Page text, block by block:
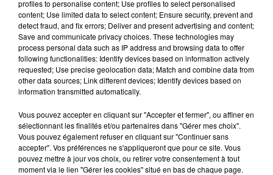
du WCT6 en 2024. Les organisateurs promettent une édition
encore plus intense, portée par une ferveur de tribunes digne
desgrandes compétitions sportives.
Que vous soyez amateur de sports urbains, de performances
athlétiques ou simplement curieux de découvrir la prochaine
discipline virale, le WCT7 coche toutes les cases. Rendez-
direct.
profiles to personalise content; Use profiles to select personalised
content; Use limited data to select content; Ensure security, prevent and
detect fraud, and fix errors; Deliver and present advertising and content;
Save and communicate privacy choices. These technologies may
process personal data such as IP address and browsing data to offer
following functionalities: Identify devices based on information actively
requested; Use precise geolocation data; Match and combine data from
other data sources; Link different devices; Identify devices based on
information transmitted automatically.
Vous pouvez accepter en cliquant sur "Accepter et fermer", ou affiner en
sélectionnant les finalités et/ou partenaires dans "Gérer mes choix".
Vous pouvez également refuser en cliquant sur "Continuer sans
accepter". Vos préférences ne s'appliqueront que pour ce site. Vous
pouvez mettre à jour vos choix, ou retirer votre consentement à tout
moment via le lien "Gérer les cookies" situé en bas de chaque page.